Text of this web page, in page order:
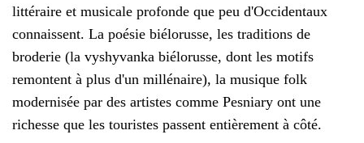
littéraire et musicale profonde que peu d'Occidentaux
connaissent. La poésie biélorusse, les traditions de
broderie (la vyshyvanka biélorusse, dont les motifs
remontent à plus d'un millénaire), la musique folk
modernisée par des artistes comme Pesniary ont une
richesse que les touristes passent entièrement à côté.